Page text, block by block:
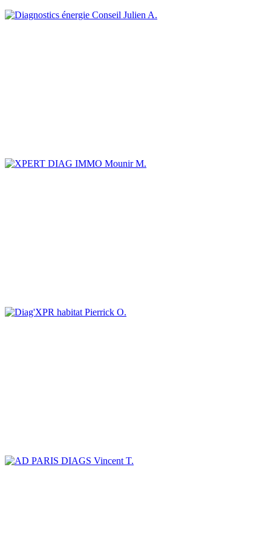
Julien A.
Mounir M.
Pierrick O.
Vincent T.